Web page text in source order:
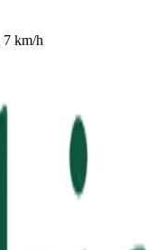
7 km/h